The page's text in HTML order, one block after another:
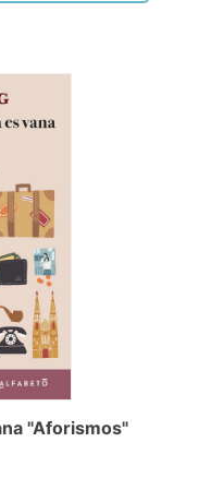
"Aforismos"